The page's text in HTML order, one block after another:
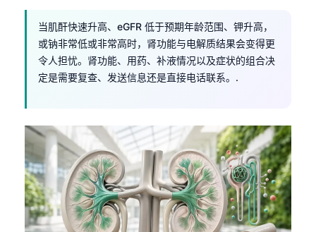
当肌酐快速升高、eGFR 低于预期年龄范围、钾升高，
或钠非常低或非常高时，肾功能与电解质结果会变得更
令人担忧。肾功能、用药、补液情况以及症状的组合决
定是需要复查、发送信息还是直接电话联系。.